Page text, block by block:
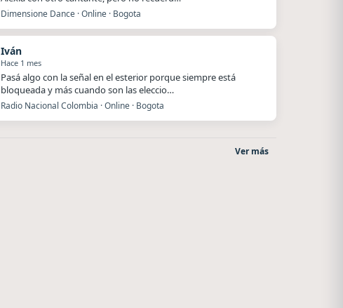
Dimensione Dance · Online · Bogota
Iván
Hace 1 mes
Pasá algo con la señal en el esterior porque siempre está
bloqueada y más cuando son las eleccio…
Radio Nacional Colombia · Online · Bogota
Ver más